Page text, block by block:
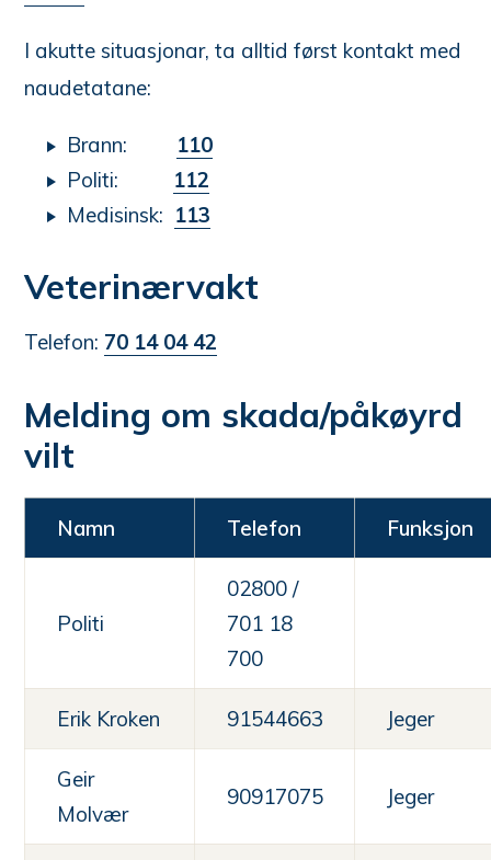
I akutte situasjonar, ta alltid først kontakt med
naudetatane:
Brann: 110
Politi: 112
Medisinsk: 113
Veterinærvakt
Telefon: 70 14 04 42
Melding om skada/påkøyrd
vilt
Namn Telefon Funksjon
Politi
02800 /
701 18
700
Erik Kroken 91544663 Jeger
Geir
Molvær
90917075 Jeger